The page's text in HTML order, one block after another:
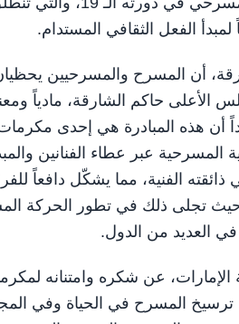
الفعل الثقافي المستدام.
أن المسرح والمسرحيين
حاكم الشارقة، مادياً
أن هذه المبادرة هي إحدى
المسرحية عبر عطاء الفنانين
الفنية، مما يشكّل دافعاً
تجلى ذلك في تطور الحركة
العديد من الدول.
عن شكره وامتنانه
ترسيخ المسرح في الحياة وفي